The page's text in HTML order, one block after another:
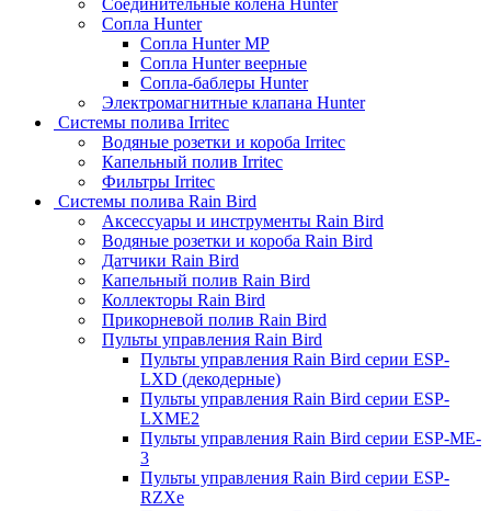
Сопла Hunter
Сопла Hunter MP
Сопла Hunter веерные
Сопла-баблеры Hunter
Электромагнитные клапана Hunter
Системы полива Irritec
Водяные розетки и короба Irritec
Капельный полив Irritec
Фильтры Irritec
Системы полива Rain Bird
Аксессуары и инструменты Rain Bird
Водяные розетки и короба Rain Bird
Датчики Rain Bird
Капельный полив Rain Bird
Коллекторы Rain Bird
Прикорневой полив Rain Bird
Пульты управления Rain Bird
Пульты управления Rain Bird серии ESP-
LXD (декодерные)
Пульты управления Rain Bird серии ESP-
LXME2
Пульты управления Rain Bird серии ESP-ME-
3
Пульты управления Rain Bird серии ESP-
RZXe